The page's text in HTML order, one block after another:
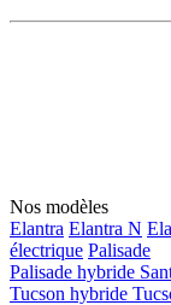
Nos modèles
Elantra Elantra N
électrique Palisade
Palisade hybride
Tucson hybride